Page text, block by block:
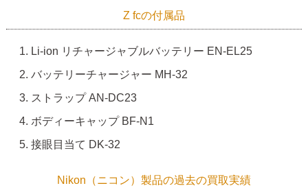
Z fcの付属品
Li-ion リチャージャブルバッテリー EN-EL25
バッテリーチャージャー MH-32
ストラップ AN-DC23
ボディーキャップ BF-N1
接眼目当て DK-32
Nikon（ニコン）製品の過去の買取実績